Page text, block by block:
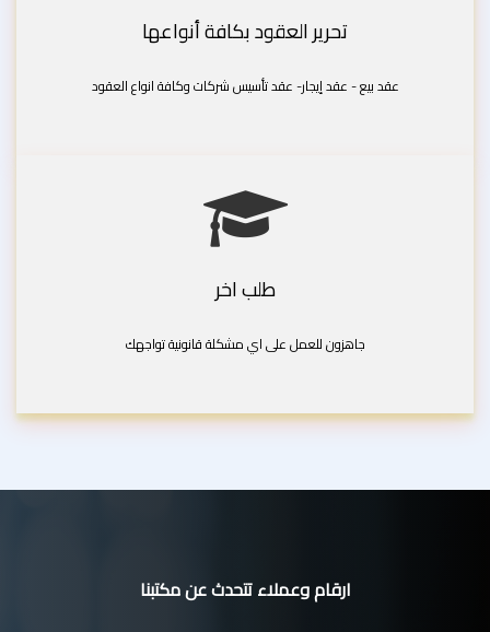
تحرير العقود بكافة أنواعها
عقد بيع - عقد إيجار- عقد تأسيس شركات وكافة انواع العقود
طلب اخر
جاهزون للعمل على اي مشكلة قانونية تواجهك
ارقام وعملاء تتحدث عن مكتبنا